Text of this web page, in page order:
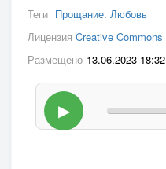
Теги Прощание. Любовь
Лицензия Creative Commons
Размещено 13.06.2023 18:32
▶